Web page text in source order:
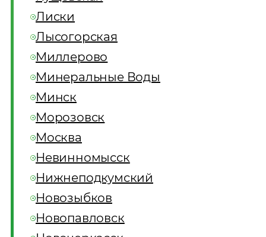
Лиски
Лысогорская
Миллерово
Минеральные Воды
Минск
Морозовск
Москва
Невинномысск
Нижнеподкумский
Новозыбков
Новопавловск